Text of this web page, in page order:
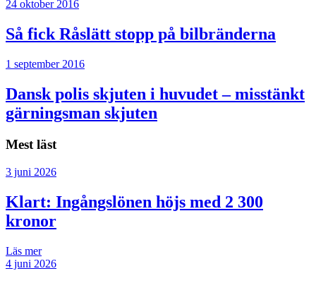
24 oktober 2016
Så fick Råslätt stopp på bilbränderna
1 september 2016
Dansk polis skjuten i huvudet – misstänkt
gärningsman skjuten
Mest läst
3 juni 2026
Klart: Ingångslönen höjs med 2 300
kronor
Läs mer
4 juni 2026